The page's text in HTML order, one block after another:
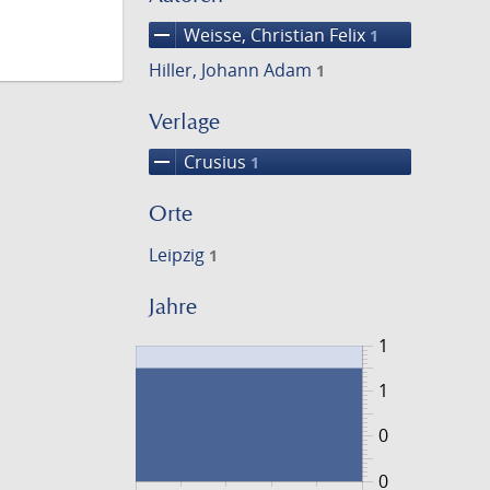
remove Weisse, Christian Felix 1
Hiller, Johann Adam 1
Verlage
remove Crusius 1
Orte
Leipzig 1
Jahre
0
1
0
1